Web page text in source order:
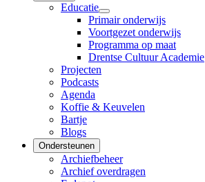
Educatie
Primair onderwijs
Voortgezet onderwijs
Programma op maat
Drentse Cultuur Academie
Projecten
Podcasts
Agenda
Koffie & Keuvelen
Bartje
Blogs
Ondersteunen
Archiefbeheer
Archief overdragen